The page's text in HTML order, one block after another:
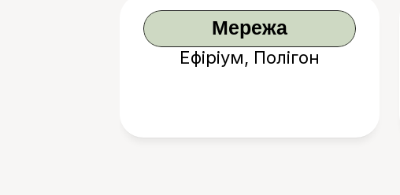
Мережа
Ефіріум, Полігон